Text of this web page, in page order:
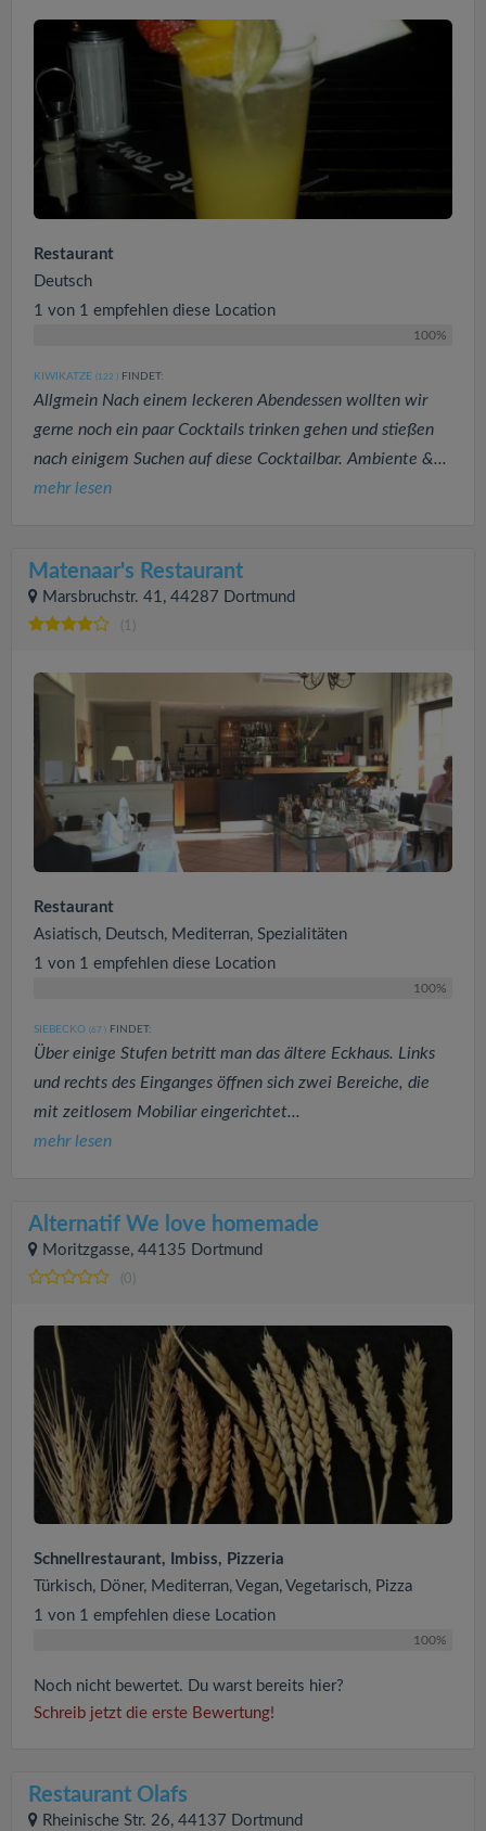
Restaurant
Deutsch
1 von 1 empfehlen diese Location
100%
KIWIKATZE (122 ) FINDET:
Allgmein Nach einem leckeren Abendessen wollten wir
gerne noch ein paar Cocktails trinken gehen und stießen
nach einigem Suchen auf diese Cocktailbar. Ambiente &...
mehr lesen
Matenaar's Restaurant
Marsbruchstr. 41, 44287 Dortmund
(1)
Restaurant
Asiatisch, Deutsch, Mediterran, Spezialitäten
1 von 1 empfehlen diese Location
100%
SIEBECKO (67 ) FINDET:
Über einige Stufen betritt man das ältere Eckhaus. Links
und rechts des Einganges öffnen sich zwei Bereiche, die
mit zeitlosem Mobiliar eingerichtet...
mehr lesen
Alternatif We love homemade
Moritzgasse, 44135 Dortmund
(0)
Schnellrestaurant, Imbiss, Pizzeria
Türkisch, Döner, Mediterran, Vegan, Vegetarisch, Pizza
1 von 1 empfehlen diese Location
100%
Noch nicht bewertet. Du warst bereits hier?
Schreib jetzt die erste Bewertung!
Restaurant Olafs
Rheinische Str. 26, 44137 Dortmund